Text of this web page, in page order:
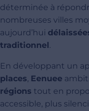
déterminée à
nombreuses villes
aujourd’hui
traditionnel.
En développant un
places, Eenuee
régions tout en
accessible, plus